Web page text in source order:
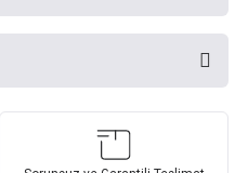
ve diğer konularda
kullanarak tarafımıza